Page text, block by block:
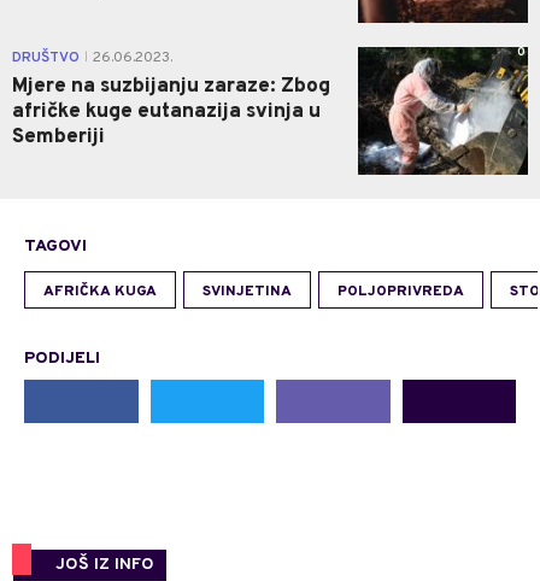
DRUŠTVO 26.06.2023.
Mjere na suzbijanju zaraze: Zbog
afričke kuge eutanazija svinja u
Semberiji
0
TAGOVI
AFRIČKA KUGA SVINJETINA POLJOPRIVREDA
PODIJELI
JOŠ IZ INFO